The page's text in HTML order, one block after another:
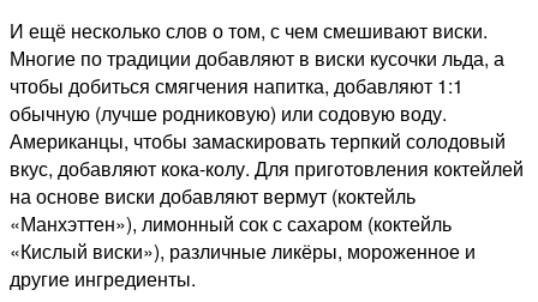
И ещё несколько слов о том, с чем смешивают виски.
Многие по традиции добавляют в виски кусочки льда, а
чтобы добиться смягчения напитка, добавляют 1:1
обычную (лучше родниковую) или содовую воду.
Американцы, чтобы замаскировать терпкий солодовый
вкус, добавляют кока-колу. Для приготовления коктейлей
на основе виски добавляют вермут (коктейль
«Манхэттен»), лимонный сок с сахаром (коктейль
«Кислый виски»), различные ликёры, мороженное и
другие ингредиенты.